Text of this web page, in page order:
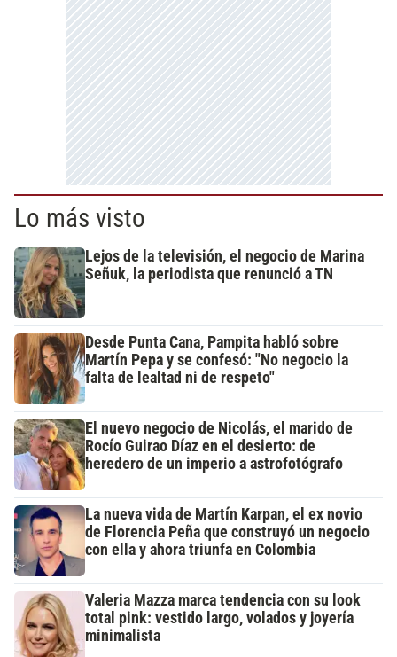
Lo más visto
Lejos de la televisión, el negocio de Marina
Señuk, la periodista que renunció a TN
Desde Punta Cana, Pampita habló sobre
Martín Pepa y se confesó: "No negocio la
falta de lealtad ni de respeto"
El nuevo negocio de Nicolás, el marido de
Rocío Guirao Díaz en el desierto: de
heredero de un imperio a astrofotógrafo
La nueva vida de Martín Karpan, el ex novio
de Florencia Peña que construyó un negocio
con ella y ahora triunfa en Colombia
Valeria Mazza marca tendencia con su look
total pink: vestido largo, volados y joyería
minimalista